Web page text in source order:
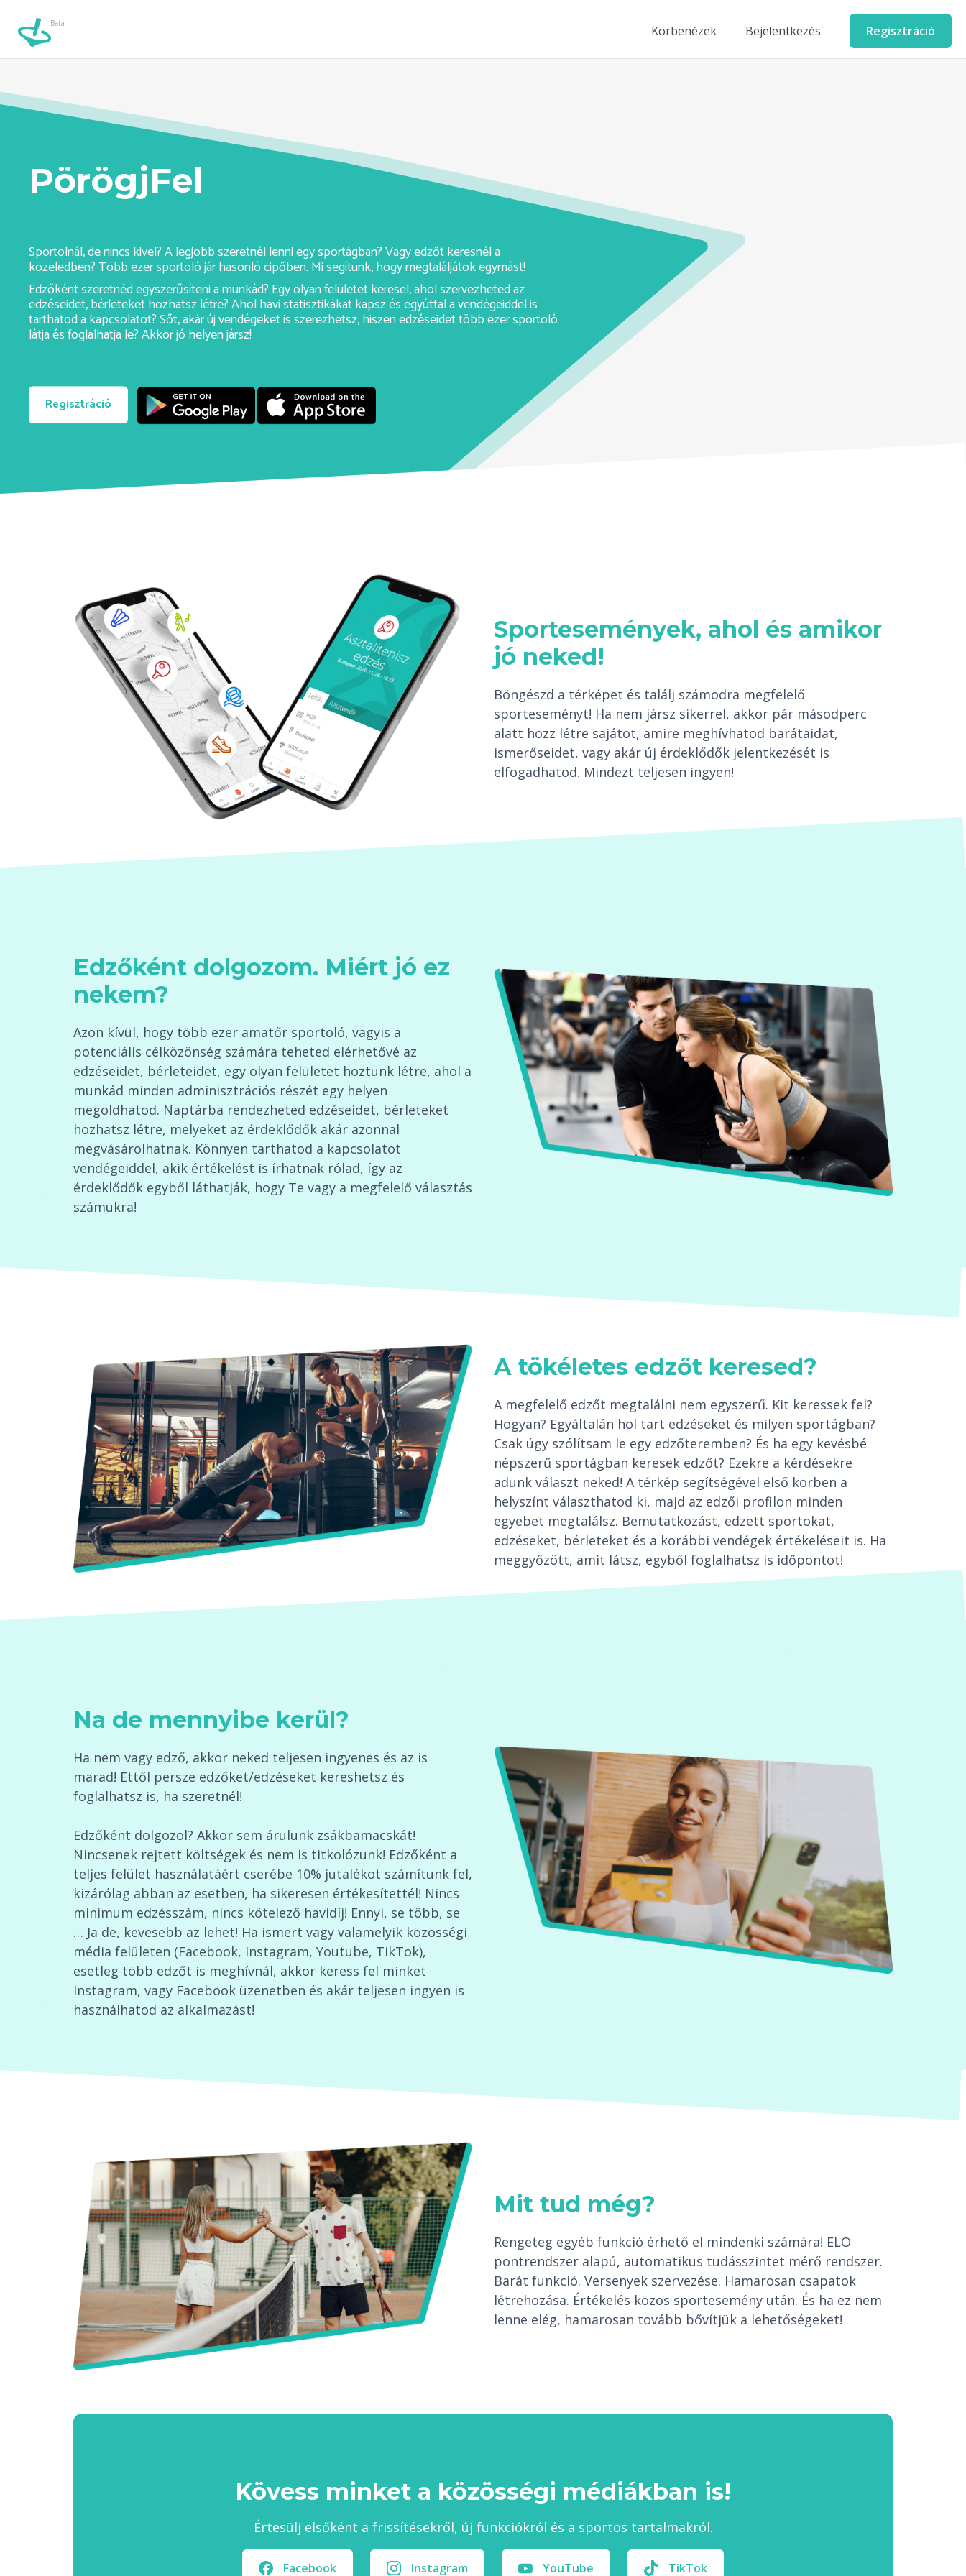
Beta Körbenézek Bejelentkezés Regisztráció
airsoft-ashburn//
PörögjFel
Sportolnál, de nincs kivel? A legjobb szeretnél lenni egy sportágban? Vagy edzőt keresnél a
közeledben? Több ezer sportoló jár hasonló cipőben. Mi segítünk, hogy megtaláljátok egymást!
Edzőként szeretnéd egyszerűsíteni a munkád? Egy olyan felületet keresel, ahol szervezheted az
edzéseidet, bérleteket hozhatsz létre? Ahol havi statisztikákat kapsz és egyúttal a vendégeiddel is
tarthatod a kapcsolatot? Sőt, akár új vendégeket is szerezhetsz, hiszen edzéseidet több ezer sportoló
látja és foglalhatja le? Akkor jó helyen jársz!
Regisztráció
Sportesemények, ahol és amikor
jó neked!
Böngészd a térképet és találj számodra megfelelő
sporteseményt! Ha nem jársz sikerrel, akkor pár másodperc
alatt hozz létre sajátot, amire meghívhatod barátaidat,
ismerőseidet, vagy akár új érdeklődők jelentkezését is
elfogadhatod. Mindezt teljesen ingyen!
Edzőként dolgozom. Miért jó ez
nekem?
Azon kívül, hogy több ezer amatőr sportoló, vagyis a
potenciális célközönség számára teheted elérhetővé az
edzéseidet, bérleteidet, egy olyan felületet hoztunk létre, ahol a
munkád minden adminisztrációs részét egy helyen
megoldhatod. Naptárba rendezheted edzéseidet, bérleteket
hozhatsz létre, melyeket az érdeklődők akár azonnal
megvásárolhatnak. Könnyen tarthatod a kapcsolatot
vendégeiddel, akik értékelést is írhatnak rólad, így az
érdeklődők egyből láthatják, hogy Te vagy a megfelelő választás
számukra!
A tökéletes edzőt keresed?
A megfelelő edzőt megtalálni nem egyszerű. Kit keressek fel?
Hogyan? Egyáltalán hol tart edzéseket és milyen sportágban?
Csak úgy szólítsam le egy edzőteremben? És ha egy kevésbé
népszerű sportágban keresek edzőt? Ezekre a kérdésekre
adunk választ neked! A térkép segítségével első körben a
helyszínt választhatod ki, majd az edzői profilon minden
egyebet megtalálsz. Bemutatkozást, edzett sportokat,
edzéseket, bérleteket és a korábbi vendégek értékeléseit is. Ha
meggyőzött, amit látsz, egyből foglalhatsz is időpontot!
Na de mennyibe kerül?
Ha nem vagy edző, akkor neked teljesen ingyenes és az is
marad! Ettől persze edzőket/edzéseket kereshetsz és
foglalhatsz is, ha szeretnél!
Edzőként dolgozol? Akkor sem árulunk zsákbamacskát!
Nincsenek rejtett költségek és nem is titkolózunk! Edzőként a
teljes felület használatáért cserébe 10% jutalékot számítunk fel,
kizárólag abban az esetben, ha sikeresen értékesítettél! Nincs
minimum edzésszám, nincs kötelező havidíj! Ennyi, se több, se
… Ja de, kevesebb az lehet! Ha ismert vagy valamelyik közösségi
média felületen (Facebook, Instagram, Youtube, TikTok),
esetleg több edzőt is meghívnál, akkor keress fel minket
Instagram, vagy Facebook üzenetben és akár teljesen ingyen is
használhatod az alkalmazást!
Mit tud még?
Rengeteg egyéb funkció érhető el mindenki számára! ELO
pontrendszer alapú, automatikus tudásszintet mérő rendszer.
Barát funkció. Versenyek szervezése. Hamarosan csapatok
létrehozása. Értékelés közös sportesemény után. És ha ez nem
lenne elég, hamarosan tovább bővítjük a lehetőségeket!
Kövess minket a közösségi médiákban is!
Értesülj elsőként a frissítésekről, új funkciókról és a sportos tartalmakról.
Facebook Instagram YouTube TikTok